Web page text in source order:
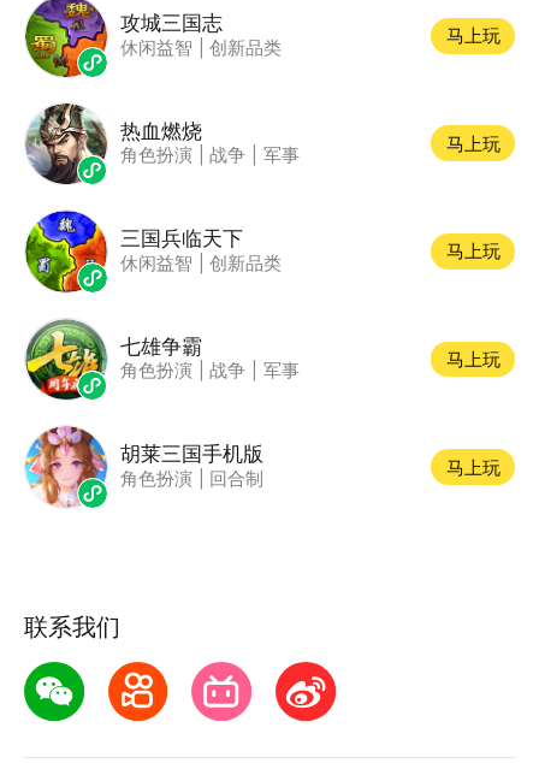
攻城三国志
休闲益智 创新品类
马上玩
热血燃烧
角色扮演 战争 军事
马上玩
三国兵临天下
休闲益智 创新品类
马上玩
七雄争霸
角色扮演 战争 军事
马上玩
胡莱三国手机版
角色扮演 回合制
马上玩
联系我们